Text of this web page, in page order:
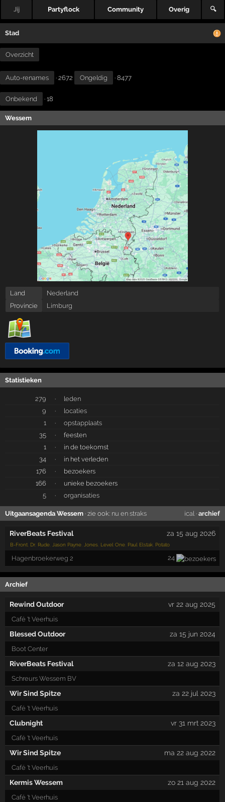
Jij Partyflock Community Overig 🔍
Stad
Overzicht
Auto-renames · 2672 Ongeldig · 8477
Onbekend · 18
Wessem
Land
Nederland
Provincie
Limburg
Statistieken
279 ·
leden
9
·
locaties
1
·
opstapplaats
35
·
feesten
1
·
in de toekomst
34
·
in het verleden
176
·
bezoekers
166
·
unieke bezoekers
5
· organisaties
Uitgaansagenda Wessem · zie ook: nu en straks ical· archief
RiverBeats Festival za 15 aug 2026
B-Front Dr. Rude Jason Payne Jones Level One Paul Elstak Potato
Hagenbroekerweg 2 24
Archief
Rewind Outdoor vr 22 aug 2025
Café 't Veerhuis
Blessed Outdoor za 15 jun 2024
Boot Center
RiverBeats Festival za 12 aug 2023
Schreurs Wessem BV
Wir Sind Spitze za 22 jul 2023
Café 't Veerhuis
Clubnight vr 31 mrt 2023
Café 't Veerhuis
Wir Sind Spitze ma 22 aug 2022
Café 't Veerhuis
Kermis Wessem zo 21 aug 2022
Café 't Veerhuis